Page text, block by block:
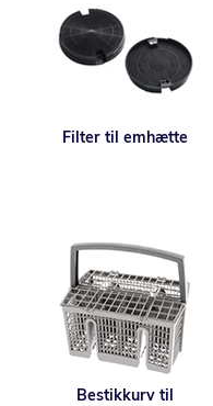
Filter til emhætte
Bestikkurv til